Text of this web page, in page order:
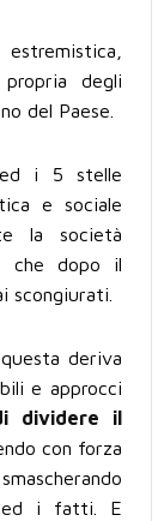
degli
del Paese.
i 5 stelle
e sociale
la società
che dopo il
scongiurati.
deriva
e approcci
dividere il
con forza
ed i fatti. E